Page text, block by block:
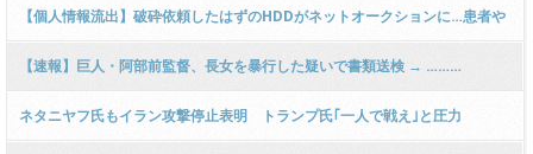
ｗｗｗｗｗｗｗｗｗｗｗｗｗ
営会社の対応は
【個人情報流出】破砕依頼したはずのHDDがネットオークションに…患者や
職員など最大51万人分
【速報】巨人・阿部前監督、長女を暴行した疑いで書類送検 → ………
ネタニヤフ氏もイラン攻撃停止表明 トランプ氏｢一人で戦え｣と圧力